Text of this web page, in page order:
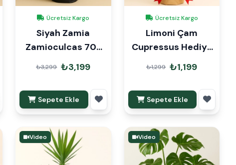
Ücretsiz Kargo
Siyah Zamia
Zamioculcas 70-
90 cm Hediye
Paketli
₺3,299 ₺3,199
Sepete Ekle
Ücretsiz Kargo
Limoni Çam
Cupressus Hediye
Paketli
₺1,299 ₺1,199
Sepete Ekle
Video Video